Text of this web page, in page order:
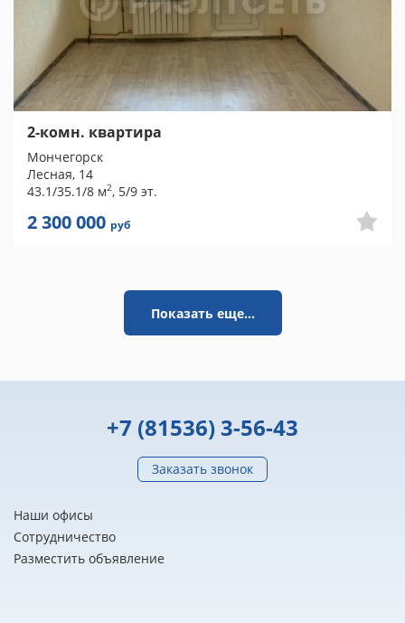
2-комн. квартира
Мончегорск
Лесная, 14
43.1/35.1/8 м2, 5/9 эт.
2 300 000 руб
Показать еще...
+7 (81536) 3-56-43
Заказать звонок
Наши офисы
Сотрудничество
Разместить объявление